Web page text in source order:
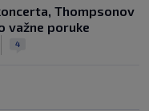
Thompsonov
važne poruke
4